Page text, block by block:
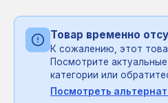
Товар временно
К сожалению, этот
Посмотрите
категории или
Посмотреть